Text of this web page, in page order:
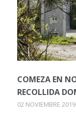
COMEZA EN
RECOLLIDA
02 NOVIEMBRE 2019